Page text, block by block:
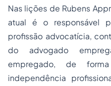
Nas lições de Rubens
atual é o responsável
profissão advocatícia,
do advogado
empregado, de
independência